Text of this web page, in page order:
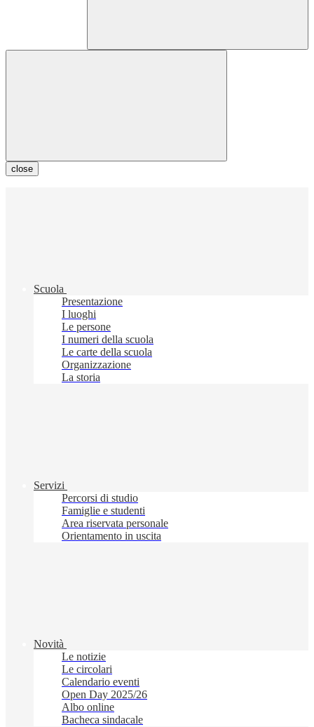
close
Scuola
Presentazione
I luoghi
Le persone
I numeri della scuola
Le carte della scuola
Organizzazione
La storia
Servizi
Percorsi di studio
Famiglie e studenti
Area riservata personale
Orientamento in uscita
Novità
Le notizie
Le circolari
Calendario eventi
Open Day 2025/26
Albo online
Bacheca sindacale